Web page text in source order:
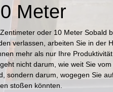
Meter
oder 10 Meter Sobald
verlassen, arbeiten Sie in der
mehr als nur Ihre
nicht darum, wie weit Sie
sondern darum, wogegen Sie
stoßen könnten.